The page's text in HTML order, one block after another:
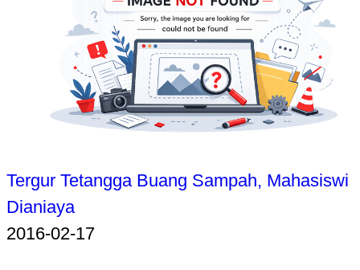
Tergur Tetangga Buang Sampah, Mahasiswi
Dianiaya
2016-02-17